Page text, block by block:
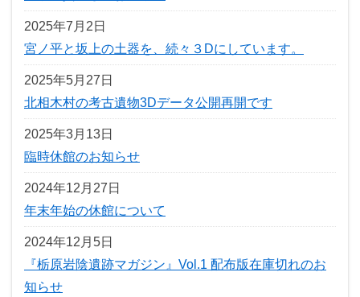
2025年7月2日
宮ノ平と坂上の土器を、続々３Dにしています。
2025年5月27日
北相木村の考古遺物3Dデータ公開再開です
2025年3月13日
臨時休館のお知らせ
2024年12月27日
年末年始の休館について
2024年12月5日
『栃原岩陰遺跡マガジン』Vol.1 配布版在庫切れのお
知らせ